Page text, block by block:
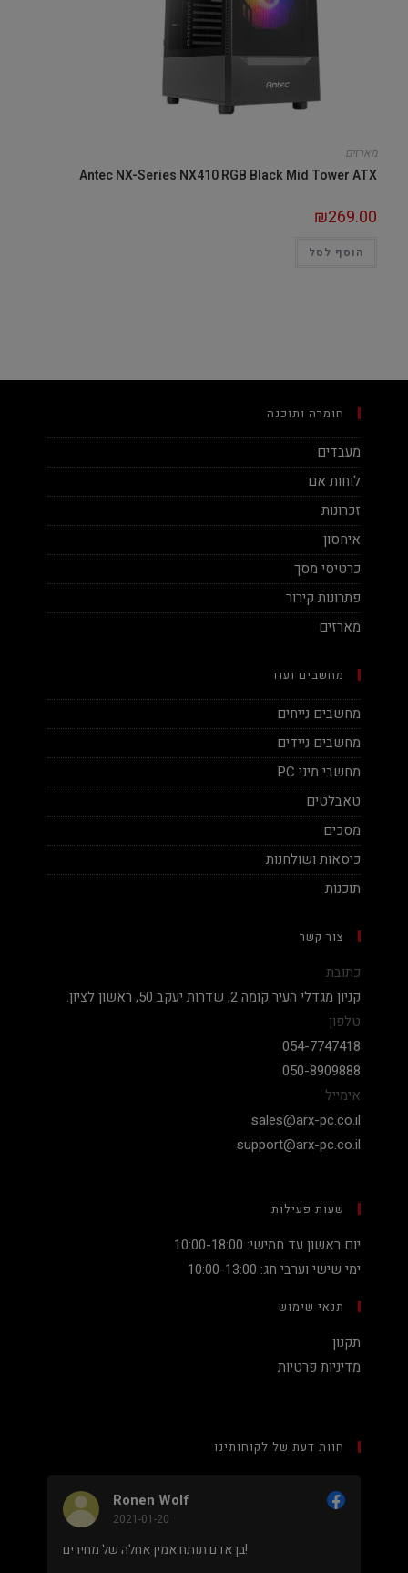
מארזים
Antec NX-Series NX410 RGB Black Mid Tower ATX
₪269.00
הוסף לסל
חומרה ותוכנה
מעבדים
לוחות אם
זכרונות
איחסון
כרטיסי מסך
פתרונות קירור
מארזים
מחשבים ועוד
מחשבים נייחים
מחשבים ניידים
מחשבי מיני PC
טאבלטים
מסכים
כיסאות ושולחנות
תוכנות
צור קשר
כתובת
קניון מגדלי העיר קומה 2, שדרות יעקב 50, ראשון לציון.
טלפון
054-7747418
050-8909888
אימייל
sales@arx-pc.co.il
support@arx-pc.co.il
שעות פעילות
יום ראשון עד חמישי: 10:00-18:00
ימי שישי וערבי חג: 10:00-13:00
תנאי שימוש
תקנון
מדיניות פרטיות
חוות דעת של לקוחותינו
Ronen Wolf
2021-01-20
בן אדם תותח אמין אחלה של מחירים!